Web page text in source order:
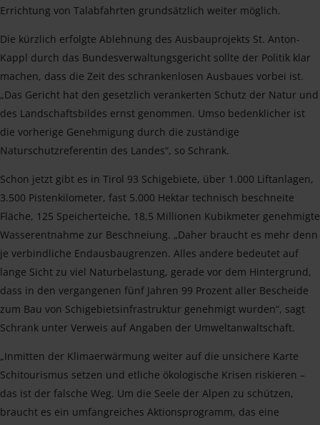
Errichtung von Talabfahrten grundsätzlich weiter möglich.
Die kürzlich erfolgte Ablehnung des Ausbauprojekts St. Anton-
Kappl durch das Bundesverwaltungsgericht sollte der Politik klar
machen, dass die Zeit des schrankenlosen Ausbaues vorbei ist.
„Das Gericht hat den gesetzlich verankerten Schutz der Natur und
des Landschaftsbildes ernst genommen. Umso bedenklicher ist
die vorherige Genehmigung durch die zuständige
Naturschutzreferentin des Landes“, so Schrank.
Schon jetzt gibt es in Tirol 93 Schigebiete, über 1.000 Liftanlagen,
3.500 Pistenkilometer, fast 5.000 Hektar technisch beschneite
Fläche, 125 Speicherteiche, 18,5 Millionen Kubikmeter genehmigte
Wasserentnahme zur Beschneiung. „Daher braucht es mehr denn
je verbindliche Endausbaugrenzen. Alles andere bedeutet auf
lange Sicht zu viel Naturbelastung, gerade vor dem Hintergrund,
dass in den vergangenen fünf Jahren 99 Prozent aller Bescheide
zum Bau von Schigebietsinfrastruktur genehmigt wurden“, sagt
Schrank unter Verweis auf Angaben der Umweltanwaltschaft.
„Inmitten der Klimaerwärmung weiter auf die unsichere Karte
Schitourismus setzen und etliche ökologische Krisen riskieren –
das ist der falsche Weg. Um die Seele der Alpen zu schützen,
braucht es ein umfangreiches Aktionsprogramm, das eine